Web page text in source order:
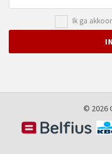
Ik ga
© 2026